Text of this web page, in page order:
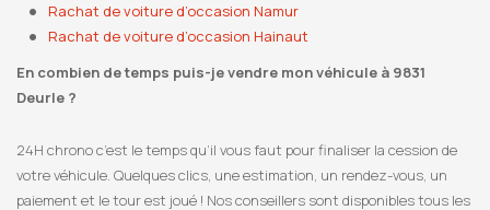
Rachat de voiture d’occasion Namur
Rachat de voiture d’occasion Hainaut
En combien de temps puis-je vendre mon véhicule à 9831
Deurle ?
24H chrono c’est le temps qu’il vous faut pour finaliser la cession de
votre véhicule. Quelques clics, une estimation, un rendez-vous, un
paiement et le tour est joué ! Nos conseillers sont disponibles tous les